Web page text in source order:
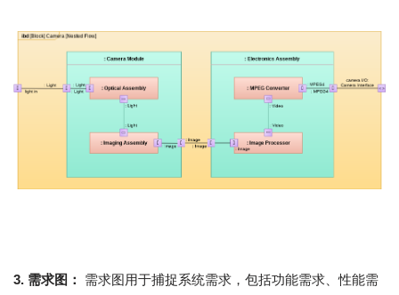
3. 需求图：
需求图用于捕捉系统需求，包括功能需求、性能需